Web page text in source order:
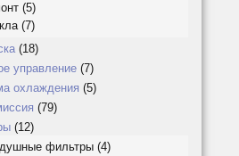
(5)
(7)
(18)
управление (7)
охлаждения (5)
(79)
(12)
фильтры (4)